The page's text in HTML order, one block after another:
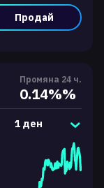
Продай
Промяна 24 ч.
0.14%%
1 ден